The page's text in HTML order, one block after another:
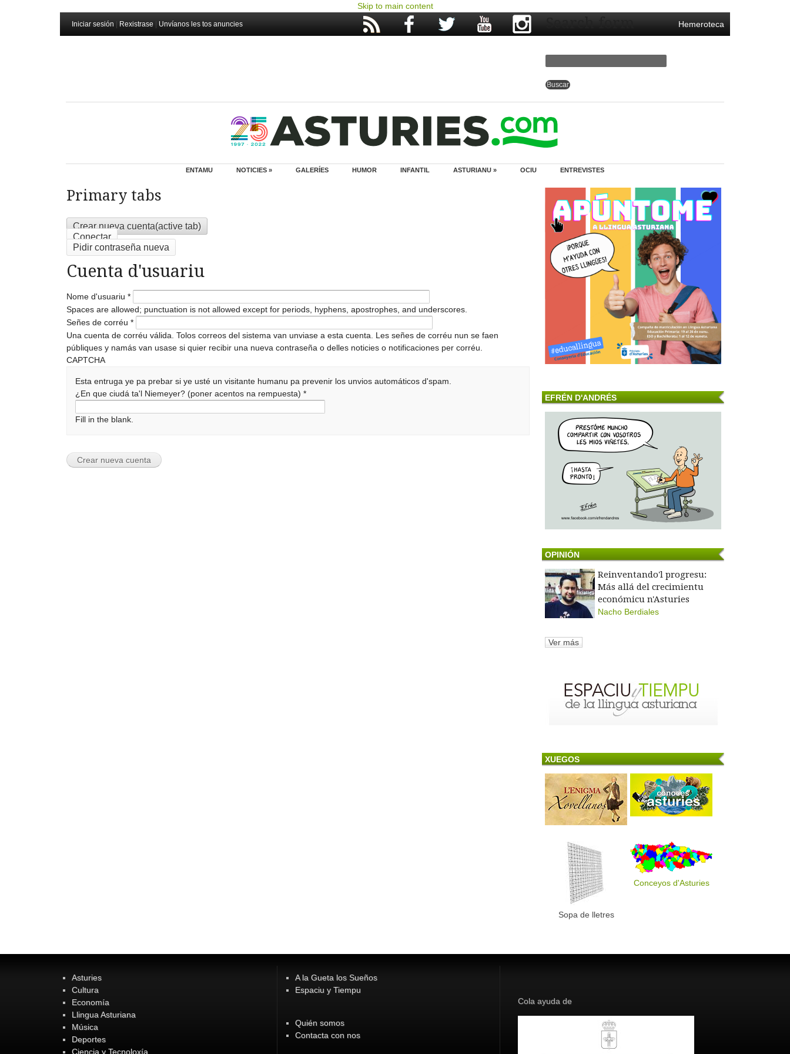
Skip to main content
Iniciar sesión Rexistrase Unvíanos les tos anuncies Hemeroteca
Search form
ENTAMU NOTICIES » GALERÍES HUMOR INFANTIL ASTURIANU » OCIU ENTREVISTES
Primary tabs
Crear nueva cuenta(active tab)
Conectar
Pidir contraseña nueva
Cuenta d'usuariu
Nome d'usuariu *
Spaces are allowed; punctuation is not allowed except for periods, hyphens, apostrophes, and underscores.
Señes de corréu *
Una cuenta de corréu válida. Tolos correos del sistema van unviase a esta cuenta. Les señes de corréu nun se faen
públiques y namás van usase si quier recibir una nueva contraseña o delles noticies o notificaciones per corréu.
CAPTCHA
Esta entruga ye pa prebar si ye usté un visitante humanu pa prevenir los unvios automáticos d'spam.
¿En que ciudá ta'l Niemeyer? (poner acentos na rempuesta)*
Fill in the blank.
EFRÉN D'ANDRÉS
OPINIÓN
Reinventando'l progresu:
Más allá del crecimientu
económicu n'Asturies
Nacho Berdiales
Ver más
XUEGOS
Sopa de lletres
Conceyos d'Asturies
Asturies
Cultura
Economía
Llingua Asturiana
Música
Deportes
Ciencia y Tecnoloxía
A la Gueta los Sueños
Espaciu y Tiempu
Quién somos
Contacta con nos
Cola ayuda de